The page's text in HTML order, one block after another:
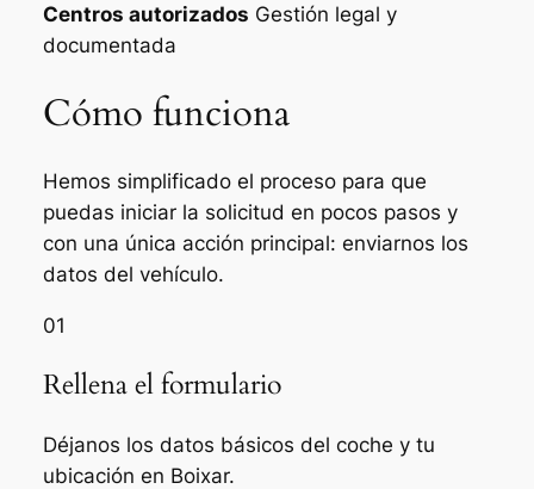
Centros autorizados Gestión legal y
documentada
Cómo funciona
Hemos simplificado el proceso para que
puedas iniciar la solicitud en pocos pasos y
con una única acción principal: enviarnos los
datos del vehículo.
01
Rellena el formulario
Déjanos los datos básicos del coche y tu
ubicación en Boixar.